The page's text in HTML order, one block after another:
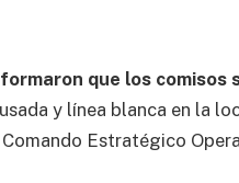
que los comisos
y línea blanca en la
Estratégico